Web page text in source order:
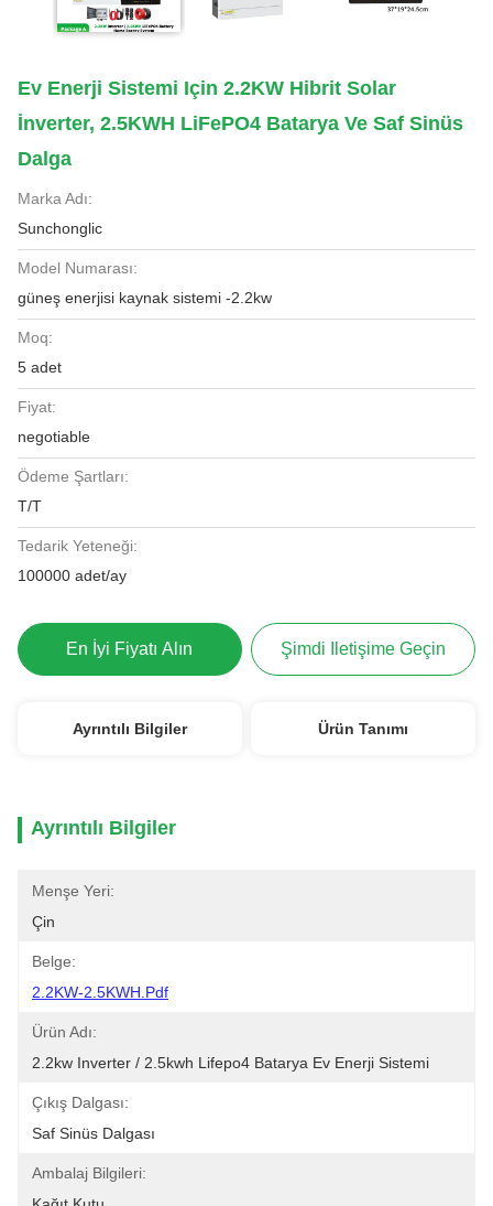
Ev Enerji Sistemi Için 2.2KW Hibrit Solar
İnverter, 2.5KWH LiFePO4 Batarya Ve Saf Sinüs
Dalga
Marka Adı:
Sunchonglic
Model Numarası:
güneş enerjisi kaynak sistemi -2.2kw
Moq:
5 adet
Fiyat:
negotiable
Ödeme Şartları:
T/T
Tedarik Yeteneği:
100000 adet/ay
En İyi Fiyatı Alın Şimdi Iletişime Geçin
Ayrıntılı Bilgiler Ürün Tanımı
Ayrıntılı Bilgiler
Menşe Yeri:
Çin
Belge:
2.2KW-2.5KWH.pdf
Ürün Adı:
2.2kw Inverter / 2.5kwh Lifepo4 Batarya Ev Enerji Sistemi
Çıkış Dalgası:
Saf Sinüs Dalgası
Ambalaj Bilgileri: